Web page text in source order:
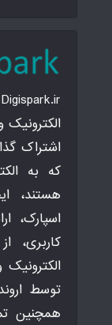
اشتراک
که به
هستند،
اسپارک،
کاربری،
توسط
همچنین